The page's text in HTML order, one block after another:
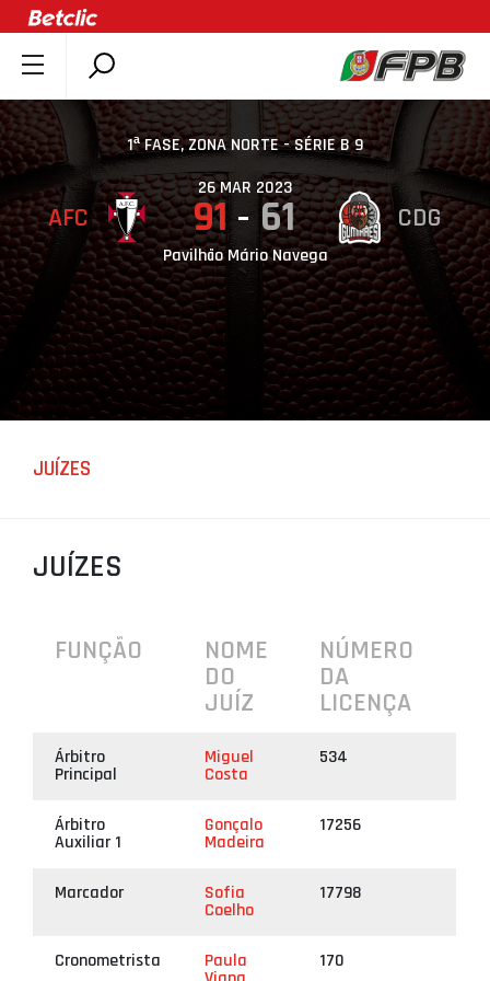
SOBRE A FPB
DOCUMENTOS
ÚLTIMAS
COMPETIÇÕES
ASSOCIAÇÕES
CLUBES
AGENTES
AGENDA
SELEÇÕES
ÁREA TÉCNICA
LIGA BETCLIC MASCULINA
1ª FASE, ZONA NORTE - SÉRIE B 9
26 MAR 2023
AFC 91 61 CDG
Pavilhão Mário Navega
JUÍZES
JUÍZES
FUNÇÃO
NOME
DO
JUÍZ
NÚMERO
DA
LICENÇA
Árbitro
Principal
Miguel
Costa
534
Árbitro
Auxiliar 1
Gonçalo
Madeira
17256
Marcador Sofia
Coelho
17798
Cronometrista Paula 170